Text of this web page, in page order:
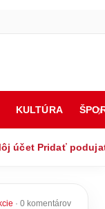
KULTÚRA
účet Pridať
· 0 komentárov